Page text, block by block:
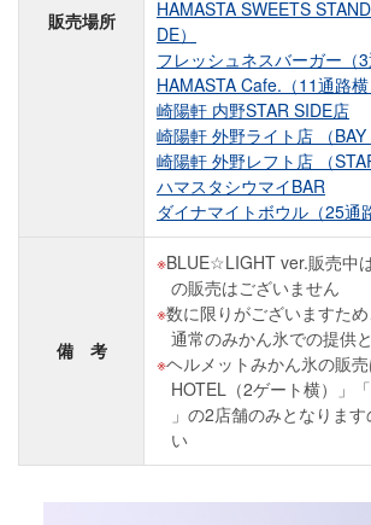
販売場所
HAMASTA SWEETS
DE）
フレッシュネスバーガー（3
HAMASTA Cafe.（11通路横
崎陽軒 内野STAR SIDE店
崎陽軒 外野ライト店 （BAY
崎陽軒 外野レフト店 （
ハマスタシウマイBAR
ダイナマイトボウル（25通
備 考
BLUE☆LIGHT ver.販売中
の販売はございません
数に限りがございますため
通常のみかん氷での提供
ヘルメットみかん氷の販
HOTEL（2ゲート横）」
」の2店舗のみとなりま
い